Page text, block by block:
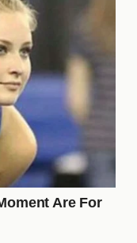
memes y
hacia los
solo aumenta la
también permite a
activa de la
ha transformado
convirtiendo
futuro del